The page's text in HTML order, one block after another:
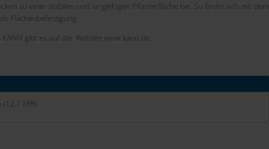
zu einer stabilen und langlebigen Pflasterfläche bei. So findet sich mit dem
Flächenbefestigung.
gibt es auf der Website www.kann.de.
(12,7 MiB)